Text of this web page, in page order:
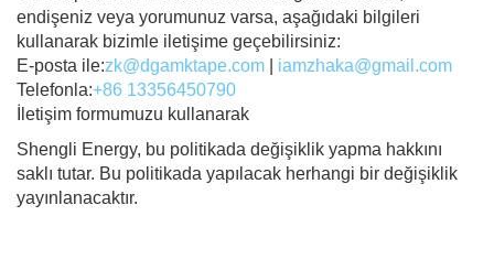
endişeniz veya yorumunuz varsa, aşağıdaki bilgileri
kullanarak bizimle iletişime geçebilirsiniz:
E-posta ile:zk@dgamktape.com
iamzhaka@gmail.com
Telefonla:+86 13356450790
İletişim formumuzu kullanarak
Shengli Energy, bu politikada değişiklik yapma hakkını
saklı tutar. Bu politikada yapılacak herhangi bir değişiklik
yayınlanacaktır.